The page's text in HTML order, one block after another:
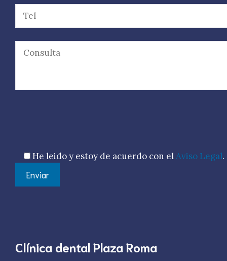
He leido y estoy de acuerdo con elAviso Legal.
Clínica dental Plaza Roma